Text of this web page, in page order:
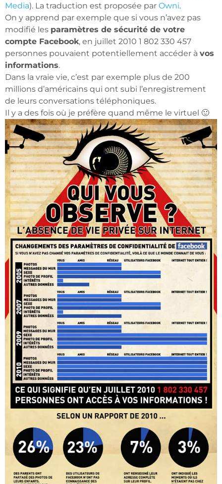
Media). La traduction est proposée par Owni.
On y apprend par exemple que si vous n’avez pas
modifié les paramètres de sécurité de votre
compte Facebook, en juillet 2010 1 802 330 457
personnes pouvaient potentiellement accéder à vos
informations.
Dans la vraie vie, c’est par exemple plus de 200
millions d’américains qui ont subi l’enregistrement
de leurs conversations téléphoniques.
Il y a des fois où je préfère quand même le virtuel 🙂